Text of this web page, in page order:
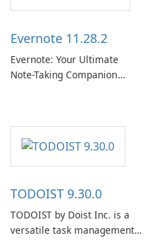
Evernote 11.28.2
Evernote: Your Ultimate
Note-Taking Companion
helps users capture ideas,
organize to-do lists, and keep
track of important
TODOIST 9.30.0
TODOIST by Doist Inc. is a
versatile task management